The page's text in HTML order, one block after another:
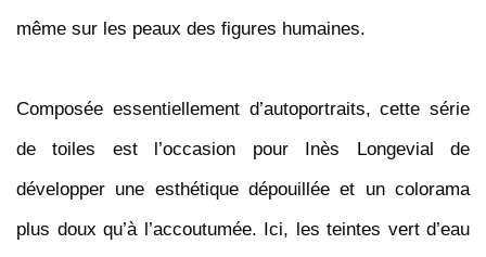
même sur les peaux des figures humaines.
Composée essentiellement d’autoportraits, cette série
de toiles est l’occasion pour Inès Longevial de
développer une esthétique dépouillée et un colorama
plus doux qu’à l’accoutumée. Ici, les teintes vert d’eau